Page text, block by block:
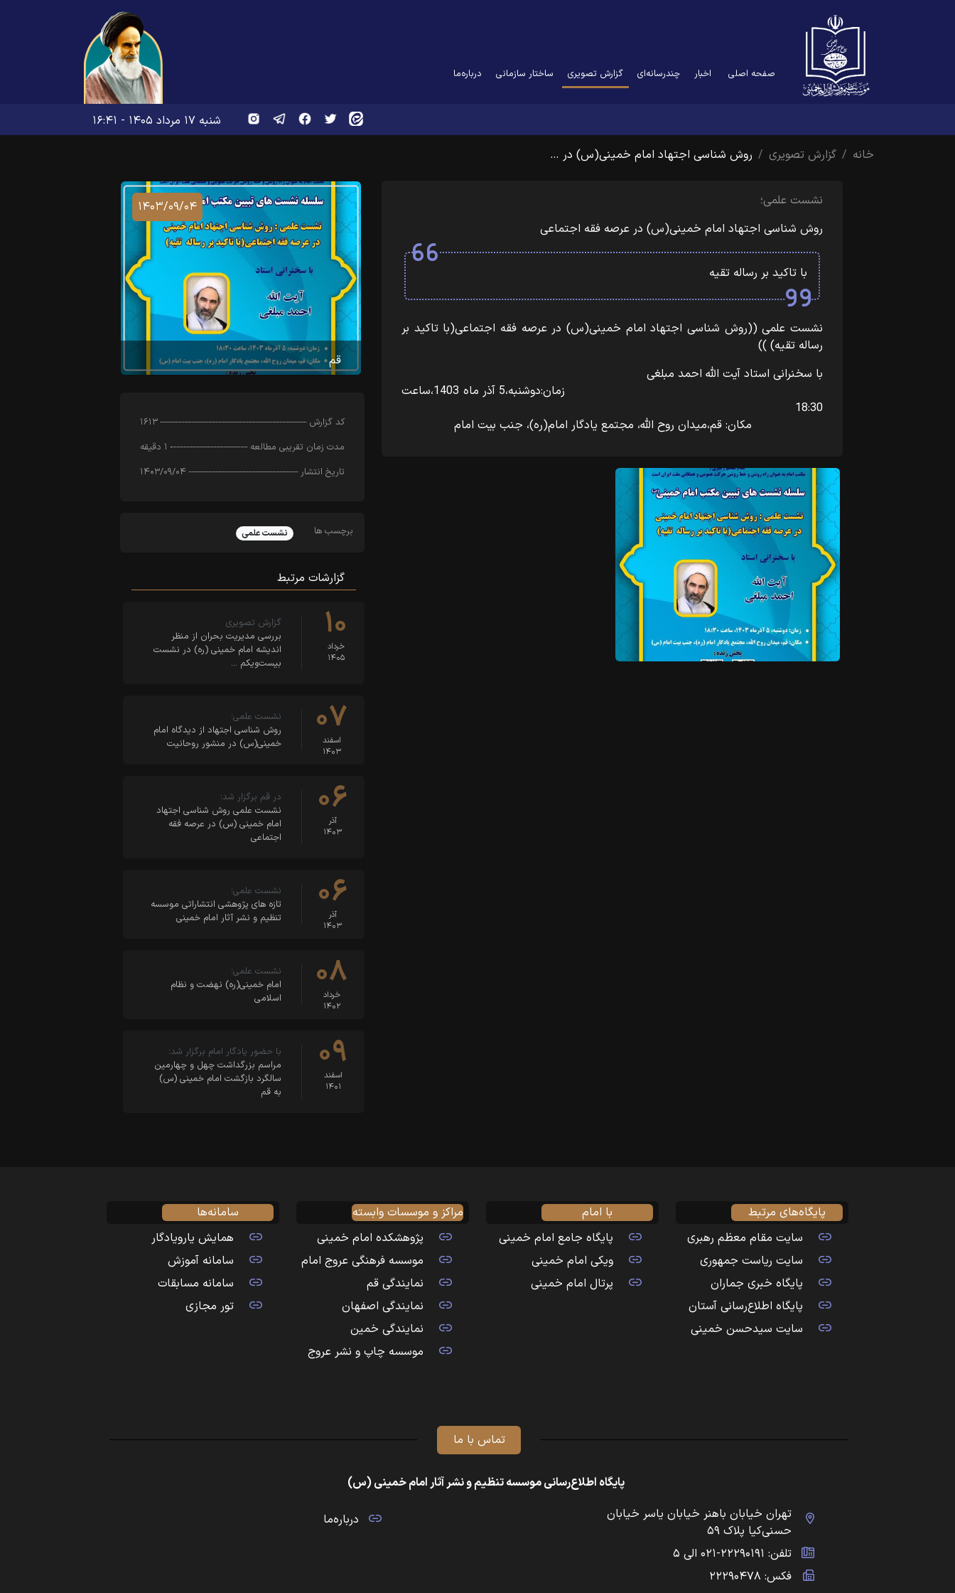
صفحه اصلی اخبار چندرسانه‌ای گزارش تصویری
(current) ساختار سازمانی درباره‌ما
شنبه ۱۷ مرداد ۱۴۰۵ - ۱۶:۴۱
خانه
گزارش تصویری روش شناسی اجتهاد امام خمینی(س) در …
نشست علمی؛
روش شناسی اجتهاد امام خمینی(س) در عرصه فقه اجتماعی
با تاکید بر رساله تقیه
نشست علمی ((روش شناسی اجتهاد امام خمینی(س) در عرصه فقه اجتماعی(با تاکید بر
رساله تقیه) ))
با سخنرانی استاد آیت الله احمد مبلغی
زمان:دوشنبه،5 آذر ماه 1403،ساعت
مکان: قم،میدان روح الله، مجتمع یادگار امام(ره)، جنب بیت امام
۱۴۰۳/۰۹/۰۴
قم
کد‌ گزارش
۱۶۱۳
مدت زمان تقریبی مطالعه
۱ دقیقه
تاریخ انتشار
۱۴۰۳/۰۹/۰۴
برچسب ها نشست علمی
گزارشات مرتبط
۱۰
خرداد
۱۴۰۵
گزارش تصویری
بررسی مدیریت بحران از منظر
اندیشه امام خمینی (ره) در نشست
بیست‌ویکم …
۰۷
اسفند
۱۴۰۳
نشست علمی؛
روش شناسی اجتهاد از دیدگاه امام
خمینی(س) در منشور روحانیت
۰۶
آذر
۱۴۰۳
در قم برگزار شد؛
نشست علمی روش شناسی اجتهاد
امام خمینی (س) در عرصه فقه
اجتماعی
۰۶
آذر
۱۴۰۳
نشست علمی؛
تازه های پژوهشی انتشاراتی موسسه
تنظیم و نشر آثار امام خمینی
۰۸
خرداد
۱۴۰۲
نشست علمی؛
امام خمینی(ره) نهضت و نظام
اسلامی
۰۹
اسفند
۱۴۰۱
با حضور یادگار امام برگزار شد؛
مراسم بزرگداشت چهل و چهارمین
سالگرد بازگشت امام خمینی (س)
به قم
پایگاه‌های مرتبط
سایت مقام معظم رهبری
سایت ریاست جمهوری
پایگاه خبری جماران
پایگاه اطلاع‌رسانی آستان
سایت سیدحسن خمینی
با امام
پایگاه جامع امام خمینی
ویکی امام خمینی
پرتال امام خمینی
مراکز و موسسات وابسته
پژوهشکده امام خمینی
موسسه فرهنگی عروج امام
نمایندگی قم
نمایندگی اصفهان
نمایندگی خمین
موسسه چاپ و نشر عروج
سامانه‌ها
همایش یارویادگار
سامانه آموزش
سامانه مسابقات
تور مجازی
تماس با ما
پایگاه اطلاع‌رسانی موسسه تنظیم و نشر آثار امام خمینی (س)
تهران خیابان باهنر خیابان یاسر خیابان
حسنی‌کیا پلاک ۵۹
تلفن: ۲۲۲۹۰۱۹۱-۰۲۱ الی ۵
فکس: ۲۲۲۹۰۴۷۸
درباره‌ما